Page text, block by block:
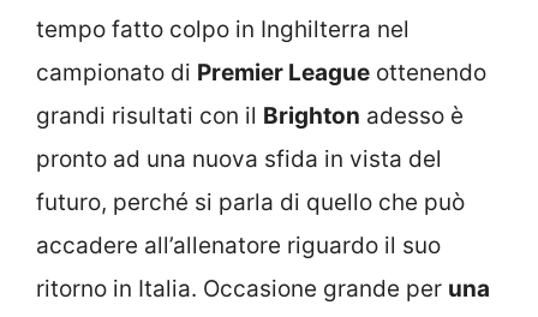
tempo fatto colpo in Inghilterra nel
campionato di Premier League ottenendo
grandi risultati con il Brighton adesso è
pronto ad una nuova sfida in vista del
futuro, perché si parla di quello che può
accadere all’allenatore riguardo il suo
ritorno in Italia. Occasione grande per una